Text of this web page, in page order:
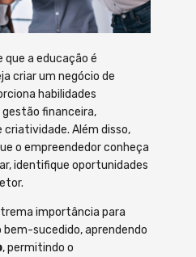
que a educação é
criar um negócio de
habilidades
financeira,
criatividade. Além disso,
o empreendedor conheça
identifique oportunidades
importância para
sucedido, aprendendo
, permitindo o